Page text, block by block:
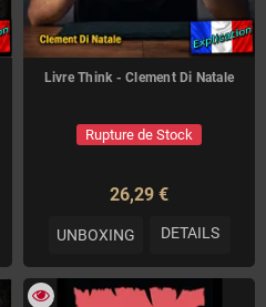
Livre Think - Clement Di Natale
Rupture de Stock
26,29 €
UNBOXING DETAILS